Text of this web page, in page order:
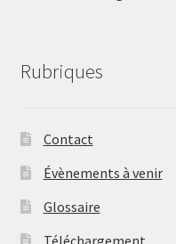
Rubriques
Contact
Évènements à venir
Glossaire
Téléchargement